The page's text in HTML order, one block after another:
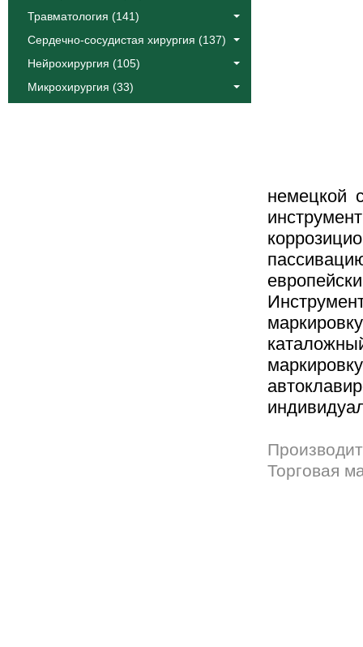
Травматология (141)
Сердечно-сосудистая хирургия (137)
Нейрохирургия (105)
Микрохирургия (33)
немецкой
Торговая